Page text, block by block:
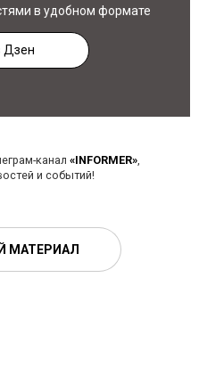
в удобном формате
Дзен
канал «INFORMER»,
и событий!
МАТЕРИАЛ